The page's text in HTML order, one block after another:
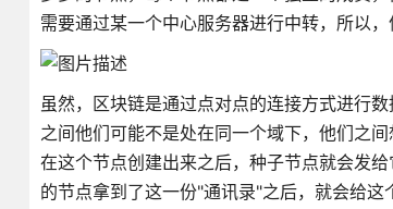
需要通过某一个中心服务器进行中转，所以
虽然，区块链是通过点对点的连接方式进行
之间他们可能不是处在同一个域下，他们之
在这个节点创建出来之后，种子节点就会发
的节点拿到了这一份"通讯录"之后，就会给